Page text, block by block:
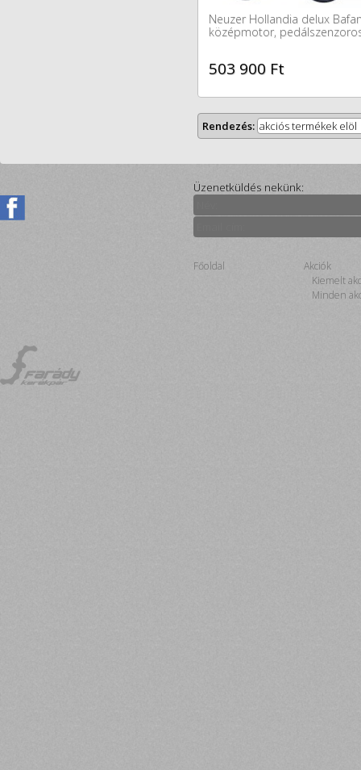
Neuzer Hollandia delux
középmotor,
503 900 Ft
Rendezés: akciós termékek elöl
Üzenetküldés nekünk:
Főoldal
Akciók
Kiemelt
Minden